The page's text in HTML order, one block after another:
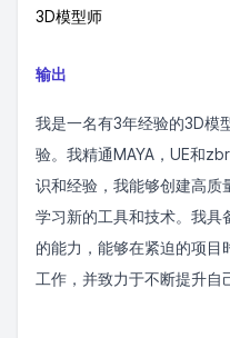
3D模型师
输出
我是一名有3年经验的3D模
验。我精通MAYA，UE和
识和经验，我能够创建高质
学习新的工具和技术。我具
的能力，能够在紧迫的项
工作，并致力于不断提升自